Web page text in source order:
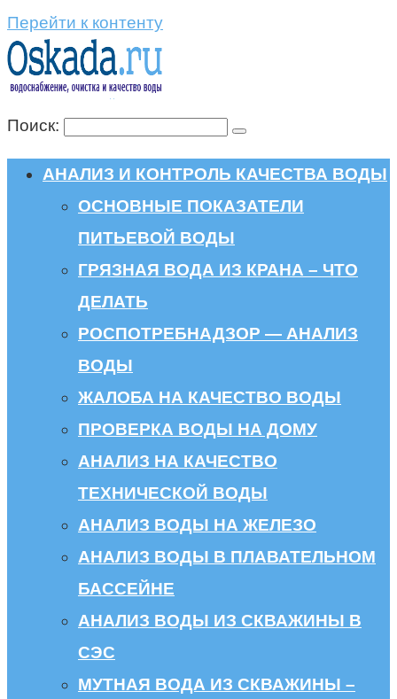
Перейти к контенту
Поиск:
АНАЛИЗ И КОНТРОЛЬ КАЧЕСТВА ВОДЫ
ОСНОВНЫЕ ПОКАЗАТЕЛИ
ПИТЬЕВОЙ ВОДЫ
ГРЯЗНАЯ ВОДА ИЗ КРАНА – ЧТО
ДЕЛАТЬ
РОСПОТРЕБНАДЗОР — АНАЛИЗ
ВОДЫ
ЖАЛОБА НА КАЧЕСТВО ВОДЫ
ПРОВЕРКА ВОДЫ НА ДОМУ
АНАЛИЗ НА КАЧЕСТВО
ТЕХНИЧЕСКОЙ ВОДЫ
АНАЛИЗ ВОДЫ НА ЖЕЛЕЗО
АНАЛИЗ ВОДЫ В ПЛАВАТЕЛЬНОМ
БАССЕЙНЕ
АНАЛИЗ ВОДЫ ИЗ СКВАЖИНЫ В
СЭС
МУТНАЯ ВОДА ИЗ СКВАЖИНЫ –